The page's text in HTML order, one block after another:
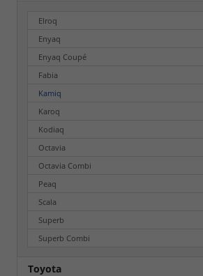
Elroq
Enyaq
Enyaq Coupé
Fabia
Kamiq
Karoq
Kodiaq
Octavia
Octavia Combi
Peaq
Scala
Superb
Superb Combi
Toyota